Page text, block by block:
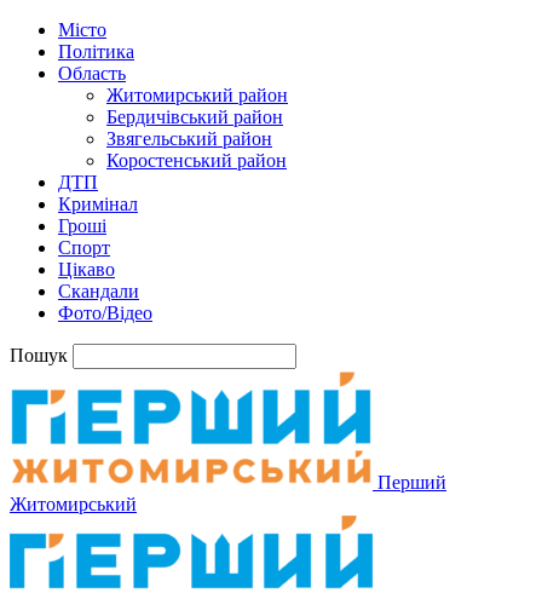
Місто
Політика
Область
Житомирський район
Бердичівський район
Звягельський район
Коростенський район
ДТП
Кримінал
Гроші
Спорт
Цікаво
Скандали
Фото/Відео
Пошук
Перший
Житомирський